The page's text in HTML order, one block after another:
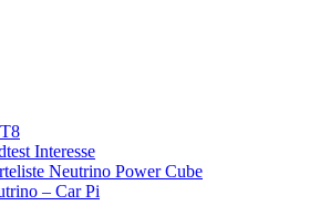
Interesse
Neutrino Power Cube
– Car Pi